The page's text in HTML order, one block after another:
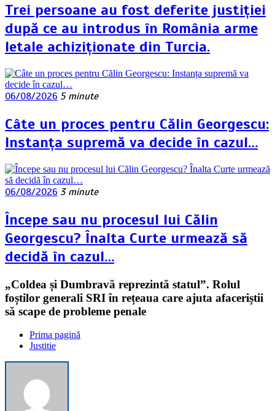
Trei persoane au fost deferite justiției
după ce au introdus în România arme
letale achiziționate din Turcia.
06/08/2026 5 minute
Câte un proces pentru Călin Georgescu:
Instanța supremă va decide în cazul…
06/08/2026 3 minute
Începe sau nu procesul lui Călin
Georgescu? Înalta Curte urmează să
decidă în cazul…
„Coldea și Dumbravă reprezintă statul”. Rolul
foștilor generali SRI în rețeaua care ajuta afaceriștii
să scape de probleme penale
Prima pagină
Justitie